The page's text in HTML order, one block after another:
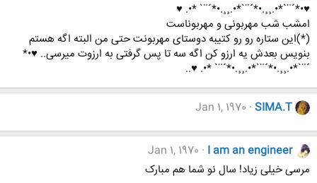
♥•*´¨`*•.¸¸.•*´¨`*•.¸¸.•*´¨` *•. ♥
امشب شب مهربونی و مهربوناست
(*)این ستاره رو رو کتیبه دوستای مهربونت حتی من البته اگه هستم
بنویس بعدش یه ارزو کن اگه سه تا پس گرفتی به ارزوت میرسی.. ♥•*
´¨`*•.¸¸.•*´¨`*•.¸¸.•*´¨` *•. ♥..
SIMA.T
Jan 1, 1970
I am an engineer
Jan 1, 1970
مرسی خیلی زیاد! سال نو شما هم مبارک